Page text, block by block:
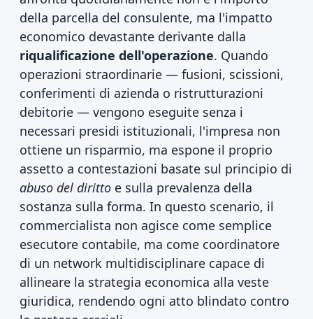
della parcella del consulente, ma l'impatto
economico devastante derivante dalla
riqualificazione dell'operazione. Quando
operazioni straordinarie — fusioni, scissioni,
conferimenti di azienda o ristrutturazioni
debitorie — vengono eseguite senza i
necessari presidi istituzionali, l'impresa non
ottiene un risparmio, ma espone il proprio
assetto a contestazioni basate sul principio di
abuso del diritto e sulla prevalenza della
sostanza sulla forma. In questo scenario, il
commercialista non agisce come semplice
esecutore contabile, ma come coordinatore
di un network multidisciplinare capace di
allineare la strategia economica alla veste
giuridica, rendendo ogni atto blindato contro